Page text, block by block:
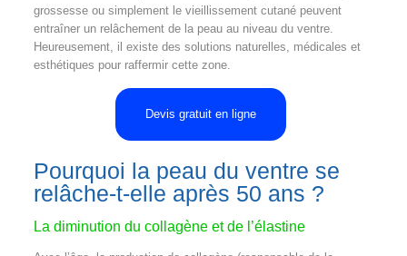
grossesse ou simplement le vieillissement cutané peuvent
entraîner un relâchement de la peau au niveau du ventre.
Heureusement, il existe des solutions naturelles, médicales et
esthétiques pour raffermir cette zone.
Devis gratuit en ligne
Pourquoi la peau du ventre se
relâche-t-elle après 50 ans ?
La diminution du collagène et de l’élastine